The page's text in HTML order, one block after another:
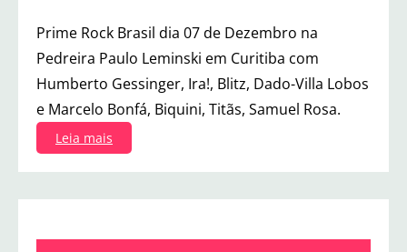
Prime Rock Brasil dia 07 de Dezembro na
Pedreira Paulo Leminski em Curitiba com
Humberto Gessinger, Ira!, Blitz, Dado-Villa Lobos
e Marcelo Bonfá, Biquini, Titãs, Samuel Rosa.
Leia mais
P
r